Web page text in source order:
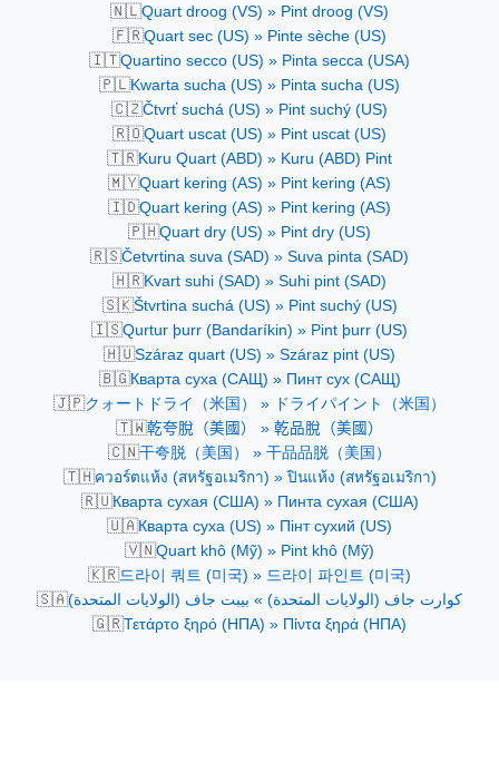
🇳🇱Quart droog (VS) » Pint droog (VS)
🇫🇷Quart sec (US) » Pinte sèche (US)
🇮🇹Quartino secco (US) » Pinta secca (USA)
🇵🇱Kwarta sucha (US) » Pinta sucha (US)
🇨🇿Čtvrť suchá (US) » Pint suchý (US)
🇷🇴Quart uscat (US) » Pint uscat (US)
🇹🇷Kuru Quart (ABD) » Kuru (ABD) Pint
🇲🇾Quart kering (AS) » Pint kering (AS)
🇮🇩Quart kering (AS) » Pint kering (AS)
🇵🇭Quart dry (US) » Pint dry (US)
🇷🇸Četvrtina suva (SAD) » Suva pinta (SAD)
🇭🇷Kvart suhi (SAD) » Suhi pint (SAD)
🇸🇰Štvrtina suchá (US) » Pint suchý (US)
🇮🇸Qurtur þurr (Bandaríkin) » Pint þurr (US)
🇭🇺Száraz quart (US) » Száraz pint (US)
🇧🇬Кварта суха (САЩ) » Пинт сух (САЩ)
🇯🇵クォートドライ（米国） » ドライパイント（米国）
🇹🇼乾夸脫（美國） » 乾品脫（美國）
🇨🇳干夸脱（美国） » 干品品脱（美国）
🇹🇭ควอร์ตแห้ง (สหรัฐอเมริกา) » ปินแห้ง (สหรัฐอเมริกา)
🇷🇺Кварта сухая (США) » Пинта сухая (США)
🇺🇦Кварта суха (US) » Пінт сухий (US)
🇻🇳Quart khô (Mỹ) » Pint khô (Mỹ)
🇰🇷드라이 쿼트 (미국) » 드라이 파인트 (미국)
🇸🇦كوارت جاف (الولايات المتحدة) » بيبت جاف (الولايات المتحدة)
🇬🇷Τετάρτο ξηρό (ΗΠΑ) » Πίντα ξηρά (ΗΠΑ)